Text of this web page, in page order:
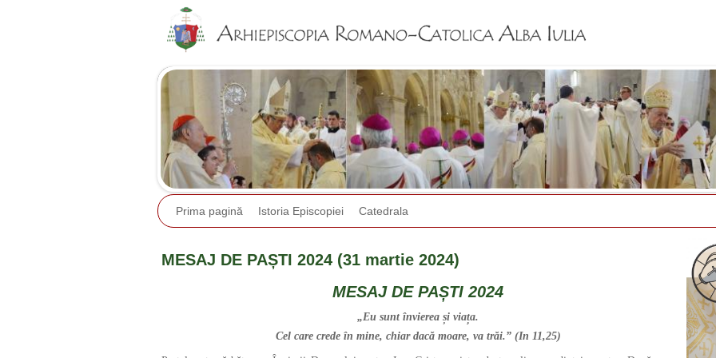
Prima pagină Istoria Episcopiei Catedrala
MESAJ DE PAȘTI 2024 (31 martie 2024)
MESAJ DE PAȘTI 2024
„Eu sunt învierea și viața.
Cel care crede în mine, chiar dacă moare, va trăi.”(In 11,25)